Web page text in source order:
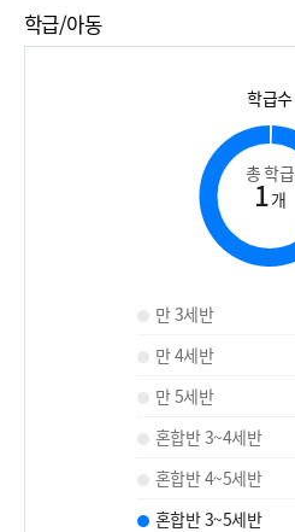
학급/아동
학급수
총 학급
1개
만 3세반
만 4세반
만 5세반
혼합반 3~4세반
혼합반 4~5세반
혼합반 3~5세반